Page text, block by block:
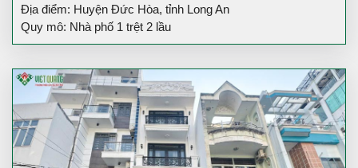
Địa điểm: Huyện Đức Hòa, tỉnh Long An
Quy mô: Nhà phố 1 trệt 2 lầu